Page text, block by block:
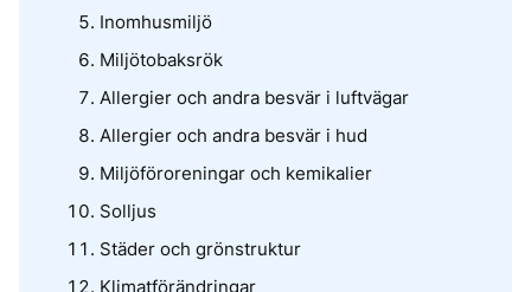
Inomhusmiljö
Miljötobaksrök
Allergier och andra besvär i luftvägar
Allergier och andra besvär i hud
Miljöföroreningar och kemikalier
Solljus
Städer och grönstruktur
Klimatförändringar